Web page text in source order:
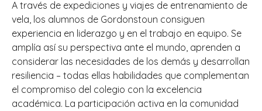
A través de expediciones y viajes de entrenamiento de
vela, los alumnos de Gordonstoun consiguen
experiencia en liderazgo y en el trabajo en equipo. Se
amplía así su perspectiva ante el mundo, aprenden a
considerar las necesidades de los demás y desarrollan
resiliencia – todas ellas habilidades que complementan
el compromiso del colegio con la excelencia
académica. La participación activa en la comunidad